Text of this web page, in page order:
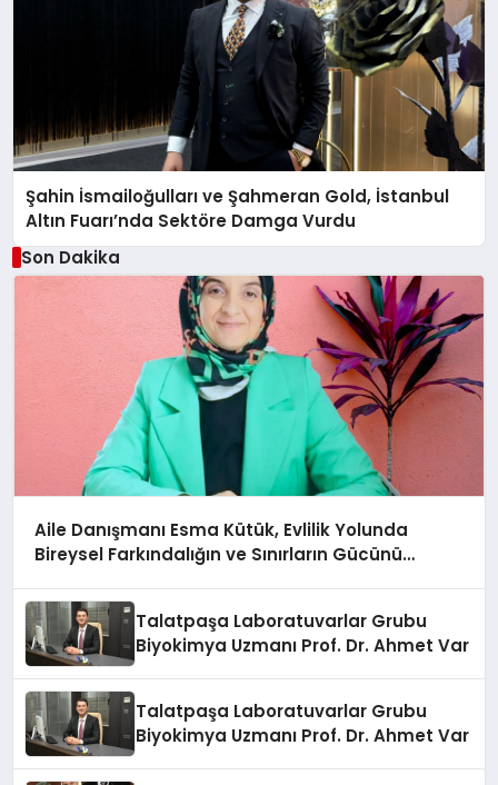
Şahin İsmailoğulları ve Şahmeran Gold, İstanbul
Altın Fuarı’nda Sektöre Damga Vurdu
Son Dakika
Aile Danışmanı Esma Kütük, Evlilik Yolunda
Bireysel Farkındalığın ve Sınırların Gücünü
Talatpaşa Laboratuvarlar Grubu
Biyokimya Uzmanı Prof. Dr. Ahmet Var
Talatpaşa Laboratuvarlar Grubu
Biyokimya Uzmanı Prof. Dr. Ahmet Var